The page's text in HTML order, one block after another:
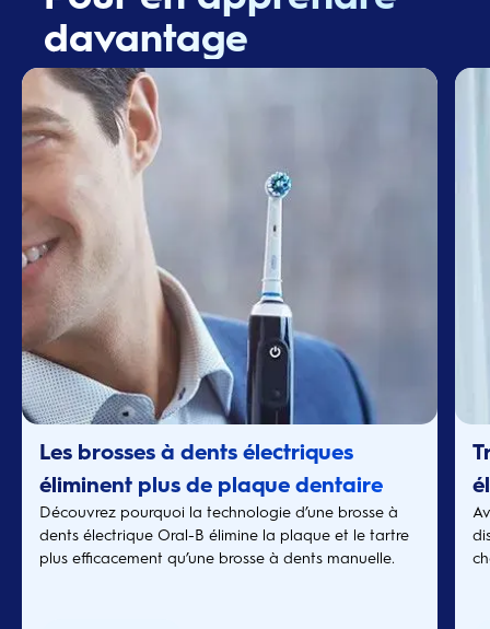
davantage
Les brosses à dents électriques
éliminent plus de plaque dentaire
que les brosses manuelles
Découvrez pourquoi la technologie d’une brosse à
dents électrique Oral-B élimine la plaque et le tartre
plus efficacement qu’une brosse à dents manuelle.